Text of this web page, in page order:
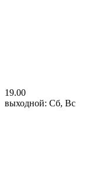
19.00
выходной: Сб, Вс